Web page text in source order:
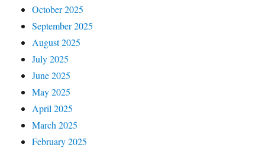
October 2025
September 2025
August 2025
July 2025
June 2025
May 2025
April 2025
March 2025
February 2025